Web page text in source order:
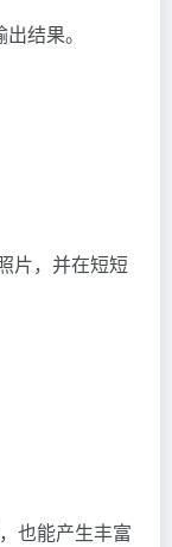
结果。
片，并在短短
也能产生丰富